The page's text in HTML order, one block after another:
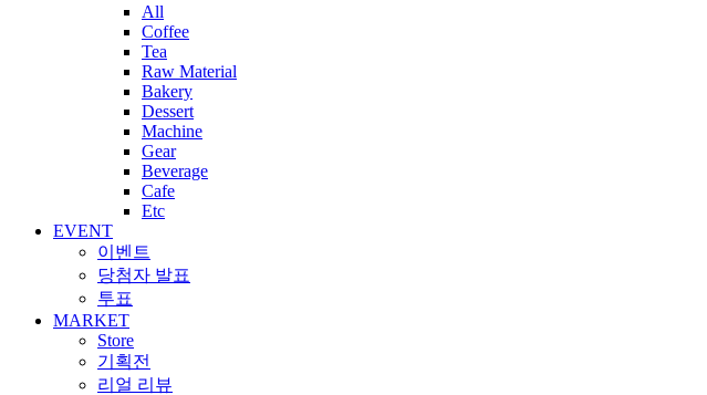
All
Coffee
Tea
Raw Material
Bakery
Dessert
Machine
Gear
Beverage
Cafe
Etc
EVENT
이벤트
당첨자 발표
투표
MARKET
Store
기획전
리얼 리뷰